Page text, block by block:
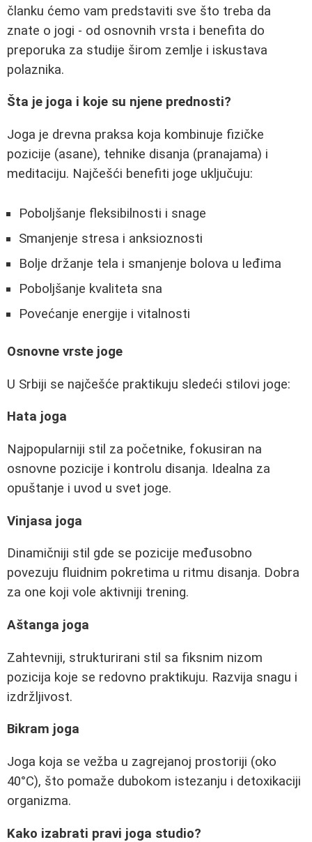
članku ćemo vam predstaviti sve što treba da
znate o jogi - od osnovnih vrsta i benefita do
preporuka za studije širom zemlje i iskustava
polaznika.
Šta je joga i koje su njene prednosti?
Joga je drevna praksa koja kombinuje fizičke
pozicije (asane), tehnike disanja (pranajama) i
meditaciju. Najčešći benefiti joge uključuju:
Poboljšanje fleksibilnosti i snage
Smanjenje stresa i anksioznosti
Bolje držanje tela i smanjenje bolova u leđima
Poboljšanje kvaliteta sna
Povećanje energije i vitalnosti
Osnovne vrste joge
U Srbiji se najčešće praktikuju sledeći stilovi joge:
Hata joga
Najpopularniji stil za početnike, fokusiran na
osnovne pozicije i kontrolu disanja. Idealna za
opuštanje i uvod u svet joge.
Vinjasa joga
Dinamičniji stil gde se pozicije međusobno
povezuju fluidnim pokretima u ritmu disanja. Dobra
za one koji vole aktivniji trening.
Aštanga joga
Zahtevniji, strukturirani stil sa fiksnim nizom
pozicija koje se redovno praktikuju. Razvija snagu i
izdržljivost.
Bikram joga
Joga koja se vežba u zagrejanoj prostoriji (oko
40°C), što pomaže dubokom istezanju i detoxikaciji
organizma.
Kako izabrati pravi joga studio?